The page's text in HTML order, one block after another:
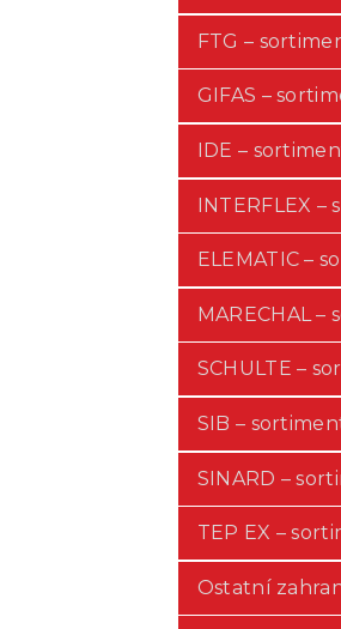
FTG –
GIFAS –
IDE –
INTERFLEX –
ELEMATIC –
MARECHAL –
SCHULTE –
SIB –
SINARD –
TEP EX –
Ostatní